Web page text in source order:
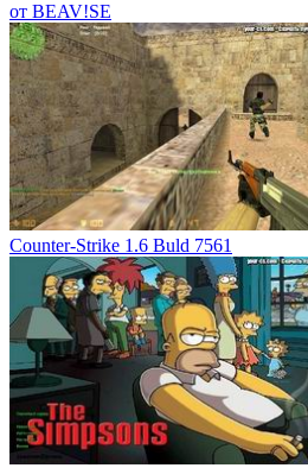
от BEAV!SE
Counter-Strike 1.6 Buld 7561